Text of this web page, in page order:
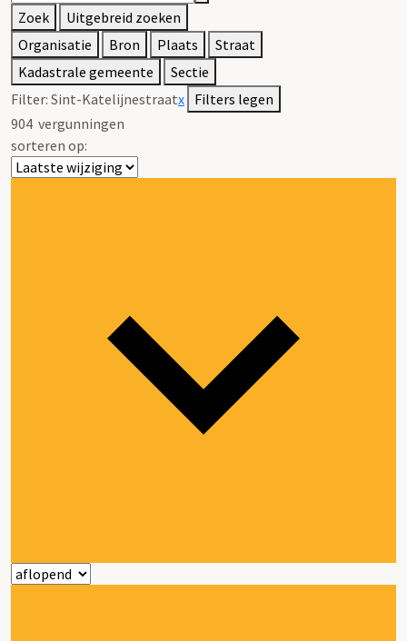
Zoek
Uitgebreid zoeken
Organisatie
Bron Plaats
Straat
Kadastrale gemeente
Sectie
Filter: Sint-Katelijnestraatx Filters legen
904 vergunningen
sorteren op: